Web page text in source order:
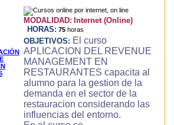
MODALIDAD: Internet (Online)
HORAS: 75 horas
OBJETIVOS: El curso
APLICACION DEL REVENUE
MANAGEMENT EN
RESTAURANTES capacita al
alumno para la gestion de la
demanda en el sector de la
restauracion considerando las
influencias del entorno.